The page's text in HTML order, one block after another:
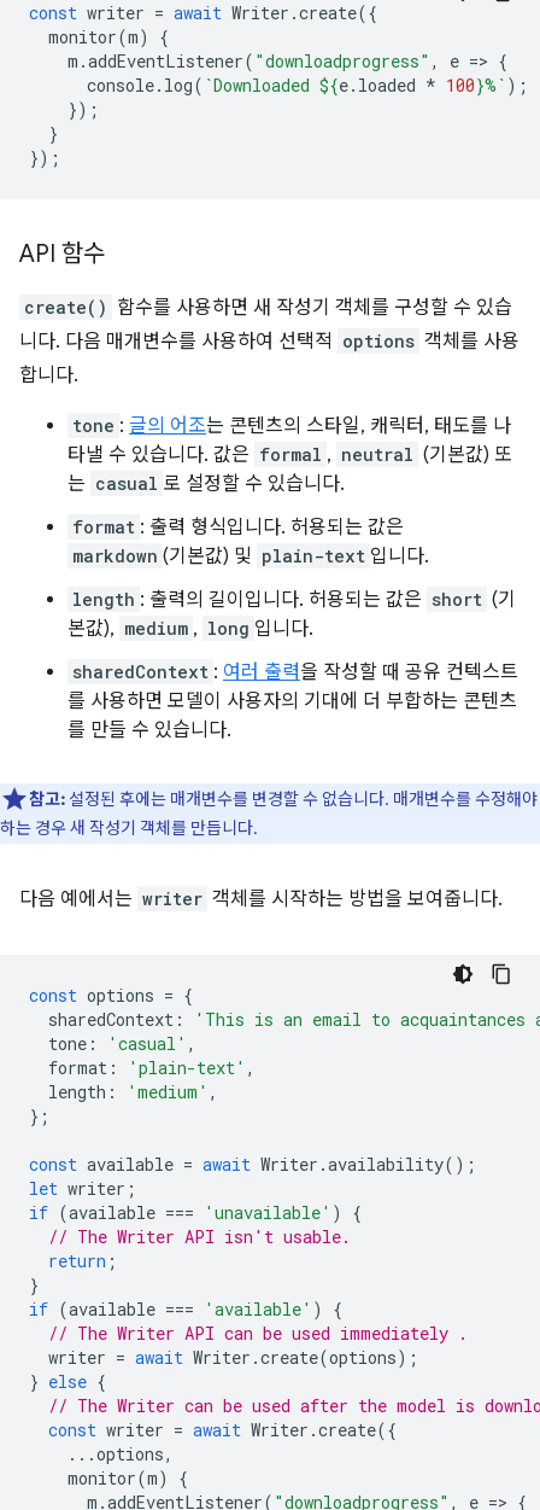
const writer = await Writer .create({
monitor(m)
{
m .addEventListener( "downloadprogress" , e => {
console. log( `Downloaded ${e. loaded * 100}%` );
});
}
});
API 함수
create() 함수를 사용하면 새 작성기 객체를 구성할 수 있습
니다. 다음 매개변수를 사용하여 선택적 options 객체를 사용
합니다.
tone : 글의 어조는 콘텐츠의 스타일, 캐릭터, 태도를 나
타낼 수 있습니다. 값은 formal , neutral (기본값) 또
는 casual 로 설정할 수 있습니다.
format : 출력 형식입니다. 허용되는 값은
markdown (기본값) 및 plain-text 입니다.
length : 출력의 길이입니다. 허용되는 값은 short (기
본값), medium , long 입니다.
sharedContext : 여러 출력을 작성할 때 공유 컨텍스트
를 사용하면 모델이 사용자의 기대에 더 부합하는 콘텐츠
를 만들 수 있습니다.
참고: 설정된 후에는 매개변수를 변경할 수 없습니다. 매개변수를 수정해야
하는 경우 새 작성기 객체를 만듭니다.
다음 예에서는 writer 객체를 시작하는 방법을 보여줍니다.
const options = {
sharedContext :
'This is an email to acquaintances
tone : 'casual' ,
format : 'plain-text' ,
length : 'medium' ,
};
const available = await Writer .availability();
let writer ;
if (available === 'unavailable' )
{
// The Writer API isn't usable.
return ;
}
if (available === 'available' )
{
// The Writer API can be used immediately .
writer = await Writer .create(options);
} else {
// The Writer can be used after the model is
const writer = await Writer .create({
...options,
monitor(m)
{
m .addEventListener( "downloadprogress" , e => {